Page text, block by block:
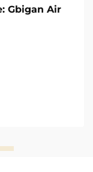
Gbigan Air